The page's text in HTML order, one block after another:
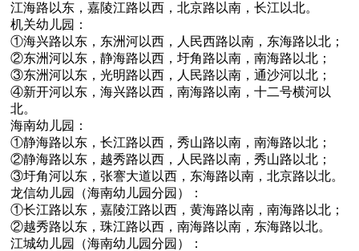
江海路以东，嘉陵江路以西，北京路以南，长江以北。
机关幼儿园：
①海兴路以东，东洲河以西，人民西路以南，东海路以北；
②东洲河以东，静海路以西，圩角路以南，南海路以北；
③东洲河以东，光明路以西，人民路以南，通沙河以北；
④新开河以东，海兴路以西，南海路以南，十二号横河以
北。
海南幼儿园：
①静海路以东，长江路以西，秀山路以南，南海路以北；
②静海路以东，越秀路以西，人民路以南，秀山路以北；
③圩角河以东，张謇大道以西，东海路以南，北京路以北。
龙信幼儿园（海南幼儿园分园）：
①长江路以东，嘉陵江路以西，黄海路以南，南海路以北；
②越秀路以东，珠江路以西，南海路以南，东海路以北。
江城幼儿园（海南幼儿园分园）：